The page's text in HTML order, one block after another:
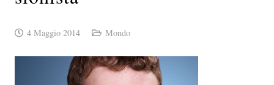
4 Maggio 2014 Mondo